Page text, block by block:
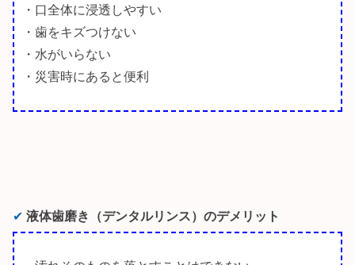
・口全体に浸透しやすい
・歯をキズつけない
・水がいらない
・災害時にあると便利
✔︎ 液体歯磨き（デンタルリンス）のデメリット